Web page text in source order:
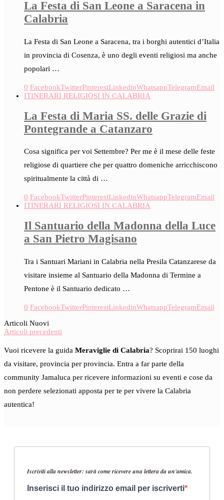
La Festa di San Leone a Saracena in
Calabria
La Festa di San Leone a Saracena, tra i borghi autentici d’Italia
in provincia di Cosenza, è uno degli eventi religiosi ma anche
popolari …
0 FacebookTwitterPinterestLinkedinWhatsappTelegramEmail
ITINERARI RELIGIOSI IN CALABRIA
La Festa di Maria SS. delle Grazie di
Pontegrande a Catanzaro
Cosa significa per voi Settembre? Per me è il mese delle feste
religiose di quartiere che per quattro domeniche arricchiscono
spiritualmente la città di …
0 FacebookTwitterPinterestLinkedinWhatsappTelegramEmail
ITINERARI RELIGIOSI IN CALABRIA
Il Santuario della Madonna della Luce
a San Pietro Magisano
Tra i Santuari Mariani in Calabria nella Presila Catanzarese da
visitare insieme al Santuario della Madonna di Termine a
Pentone è il Santuario dedicato …
0 FacebookTwitterPinterestLinkedinWhatsappTelegramEmail
Articoli Nuovi
Articoli precedenti
Vuoi ricevere la guida Meraviglie di Calabria? Scoprirai 150 luoghi
da visitare, provincia per provincia. Entra a far parte della
community Jamaluca per ricevere informazioni su eventi e cose da
non perdere selezionati apposta per te per vivere la Calabria
autentica!